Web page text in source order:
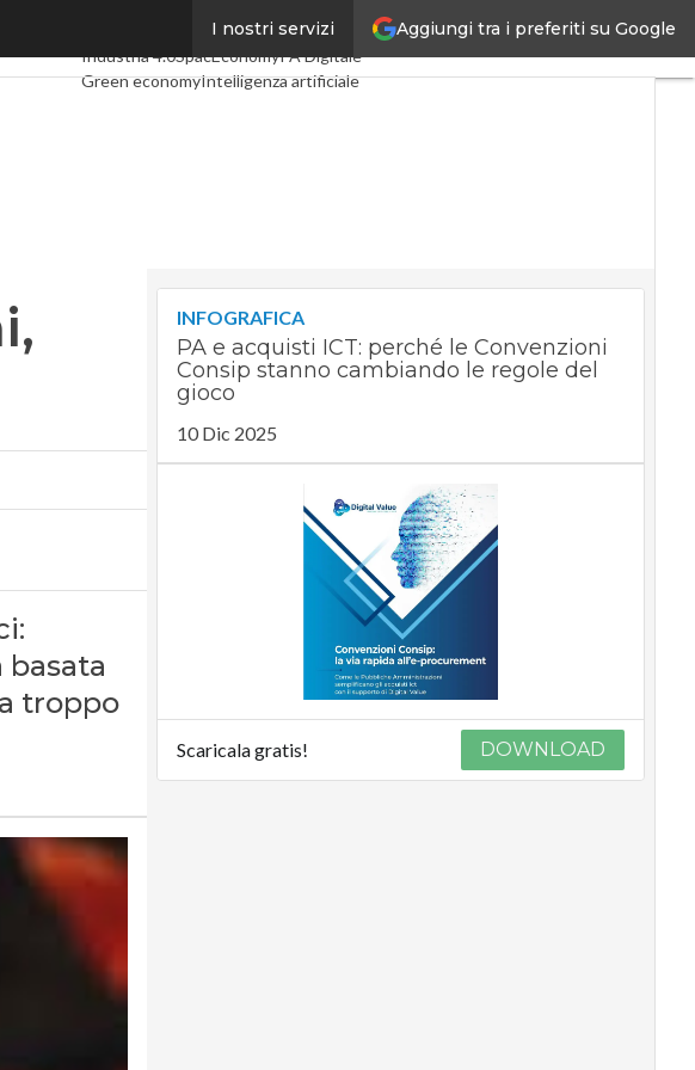
Aggiungi tra i preferiti su Google
I nostri servizi
Digital EconomyTelco
Industria 4.0SpacEconomyPA Digitale
Green economyIntelligenza artificiale
troppo
INFOGRAFICA
PA e acquisti ICT: perché le Convenzioni
Consip stanno cambiando le regole del
gioco
10 Dic 2025
Scaricala gratis! DOWNLOAD